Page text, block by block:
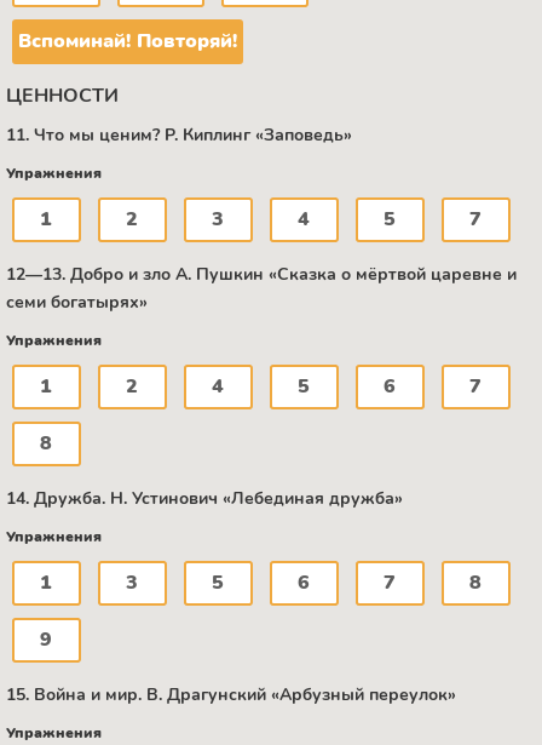
Вспоминай! Повторяй!
ЦЕННОСТИ
11. Что мы ценим? Р. Киплинг «Заповедь»
Упражнения
1 2 3 4 5 7
12—13. Добро и зло А. Пушкин «Сказка о мёртвой царевне и
семи богатырях»
Упражнения
1 2 4 5 6 7
8
14. Дружба. Н. Устинович «Лебединая дружба»
Упражнения
1 3 5 6 7 8
9
15. Война и мир. В. Драгунский «Арбузный переулок»
Упражнения